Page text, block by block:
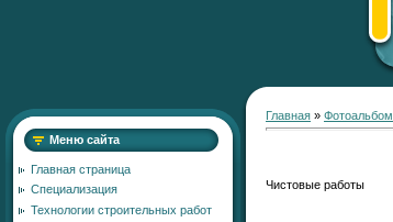
Меню сайта
Главная страница
Специализация
Технологии строительных работ
Главная » Фотоальбом
Чистовые работы